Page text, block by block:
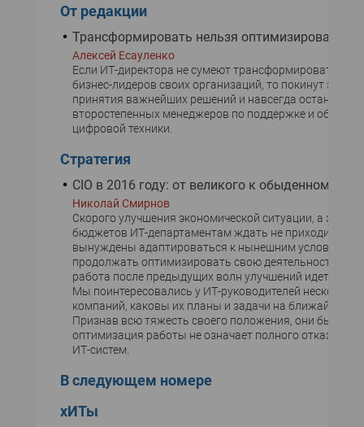
От редакции
Трансформировать нельзя оптимизировать!
Алексей Есауленко
Если ИТ-директора не сумеют трансформироваться
бизнес-лидеров своих организаций, то покинут
принятия важнейших решений и навсегда останутся
второстепенных менеджеров по поддержке и
цифровой техники.
Стратегия
CIO в 2016 году: от великого к обыденному
Николай Смирнов
Скорого улучшения экономической ситуации, а
бюджетов ИТ-департаментам ждать не приходится.
вынуждены адаптироваться к нынешним условиям и
продолжать оптимизировать свою деятельность,
работа после предыдущих волн улучшений идет все
Мы поинтересовались у ИТ-руководителей нескольких
компаний, каковы их планы и задачи на ближайший
Признав всю тяжесть своего положения, они были
оптимизация работы не означает полного отказа от
ИТ-систем.
В следующем номере
хИТы